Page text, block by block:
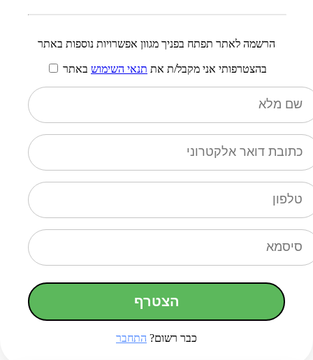
הרשמה לאתר תפתח בפניך מגוון אפשרויות נוספות באתר
בהצטרפותי אני מקבל/ת את תנאי השימוש באתר
הצטרף
כבר רשום? התחבר